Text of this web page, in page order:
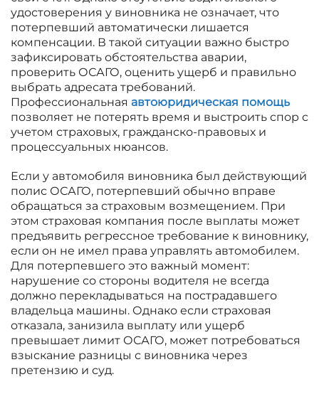
удостоверения у виновника не означает, что
потерпевший автоматически лишается
компенсации. В такой ситуации важно быстро
зафиксировать обстоятельства аварии,
проверить ОСАГО, оценить ущерб и правильно
выбрать адресата требований.
Профессиональная автоюридическая помощь
позволяет не потерять время и выстроить спор с
учетом страховых, гражданско-правовых и
процессуальных нюансов.
Если у автомобиля виновника был действующий
полис ОСАГО, потерпевший обычно вправе
обращаться за страховым возмещением. При
этом страховая компания после выплаты может
предъявить регрессное требование к виновнику,
если он не имел права управлять автомобилем.
Для потерпевшего это важный момент:
нарушение со стороны водителя не всегда
должно перекладываться на пострадавшего
владельца машины. Однако если страховая
отказала, занизила выплату или ущерб
превышает лимит ОСАГО, может потребоваться
взыскание разницы с виновника через
претензию и суд.